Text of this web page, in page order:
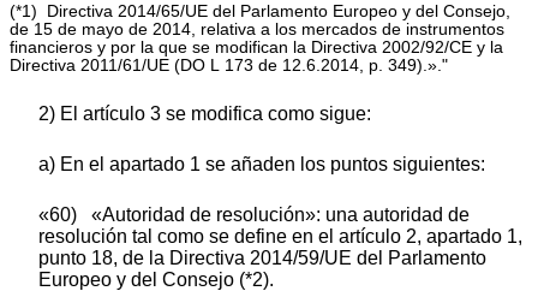
(*1) Directiva 2014/65/UE del Parlamento Europeo y del Consejo,
de 15 de mayo de 2014, relativa a los mercados de instrumentos
financieros y por la que se modifican la Directiva 2002/92/CE y la
Directiva 2011/61/UE (DO L 173 de 12.6.2014, p. 349).»."
2) El artículo 3 se modifica como sigue:
a) En el apartado 1 se añaden los puntos siguientes:
«60) «Autoridad de resolución»: una autoridad de
resolución tal como se define en el artículo 2, apartado 1,
punto 18, de la Directiva 2014/59/UE del Parlamento
Europeo y del Consejo (*2).